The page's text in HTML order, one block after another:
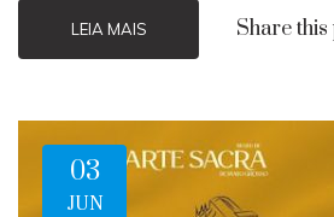
LEIA MAIS Share this
03
JUN